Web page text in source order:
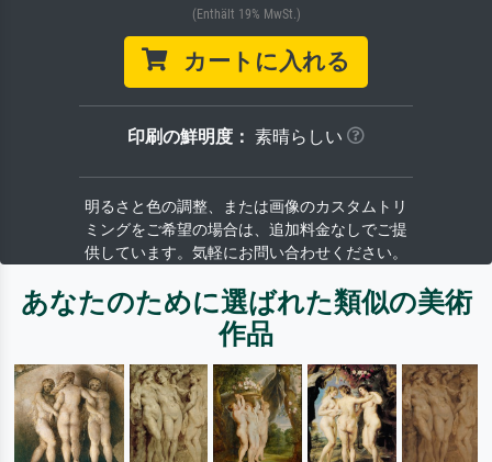
(Enthält 19% MwSt.)
カートに入れる
印刷の鮮明度： 素晴らしい
明るさと色の調整、または画像のカスタムトリ
ミングをご希望の場合は、追加料金なしでご提
供しています。気軽にお問い合わせください。
あなたのために選ばれた類似の美術
作品